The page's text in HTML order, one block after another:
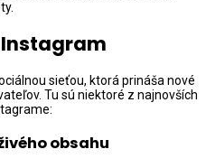
sieťou, ktorá prináša nové
Tu sú niektoré z najnovších
obsahu